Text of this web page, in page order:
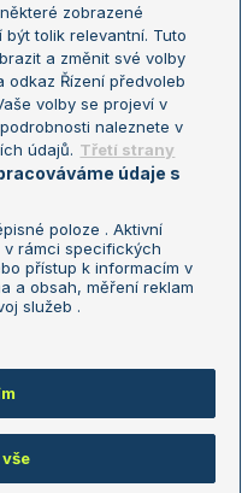
mistryň
soukromí
o zpracování osobních
zpravodajství ČTK.
zobrazené
tolik relevantní. Tuto
a změnit své volby
odkaz Řízení předvoleb
volby se projeví v
naleznete v
údajů. Třetí strany
údaje s
poloze . Aktivní
rámci specifických
přístup k informacím v
a obsah, měření reklam
služeb .